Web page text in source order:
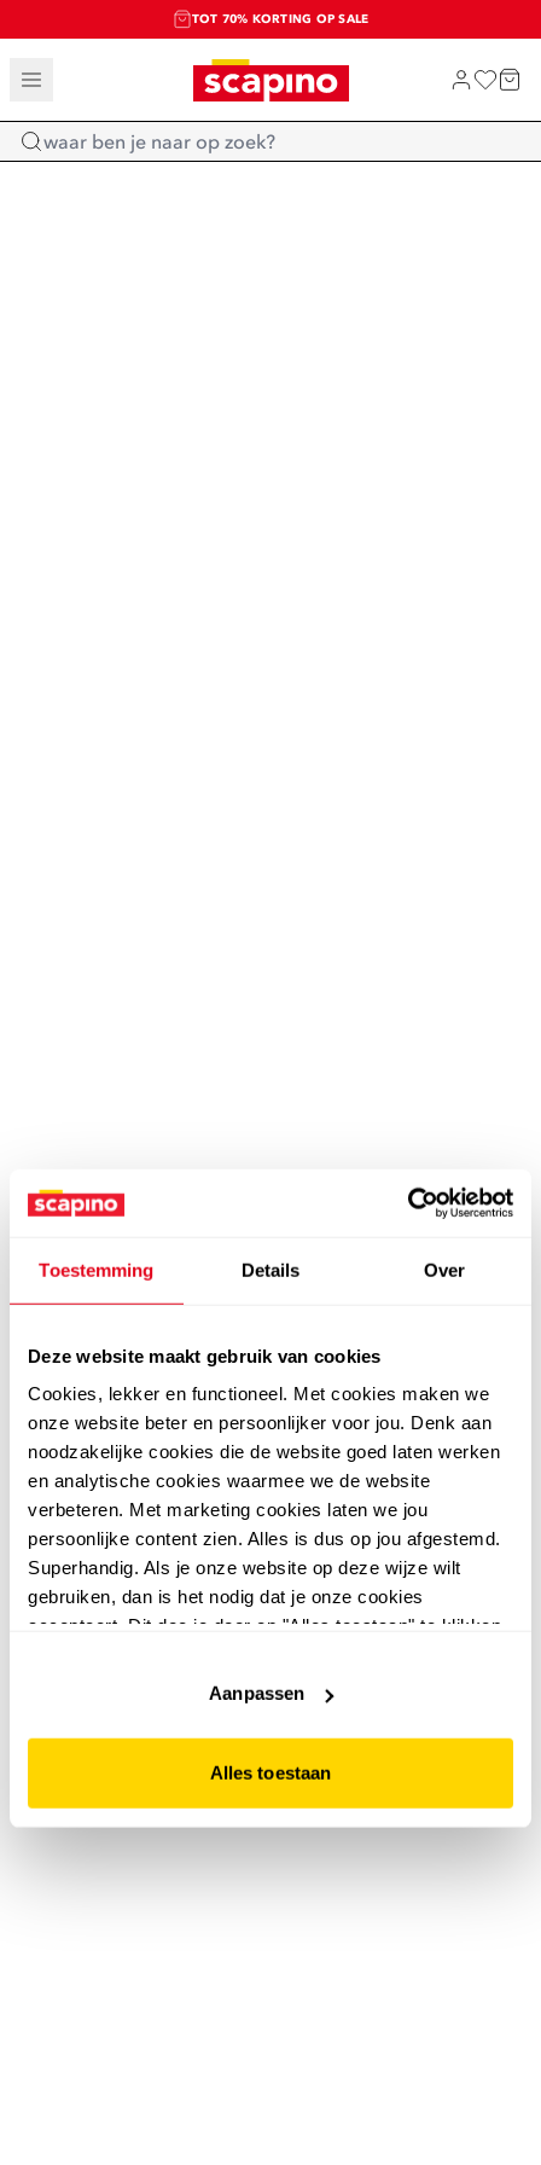
Toestemming Details Over
Deze website maakt gebruik van cookies
Cookies, lekker en functioneel. Met cookies maken we
onze website beter en persoonlijker voor jou. Denk aan
noodzakelijke cookies die de website goed laten werken
en analytische cookies waarmee we de website
verbeteren. Met marketing cookies laten we jou
persoonlijke content zien. Alles is dus op jou afgestemd.
Superhandig. Als je onze website op deze wijze wilt
gebruiken, dan is het nodig dat je onze cookies
accepteert. Dit doe je door op "Alles toestaan" te klikken.
website niet optimaal functioneert.
Aanpassen
Alles toestaan
TOT 70% KORTING OP SALE
SALE: LAATSTE KANS!
SHOP NIEUW
Home